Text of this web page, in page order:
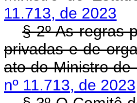
11.713, de 2023
§ 2º As regras
privadas e de
ato do Ministro de
nº 11.713, de 2023